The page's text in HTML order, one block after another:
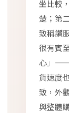
坐比較
楚；第
致稱讚
很有賓
心」——
貨速度
致，外
與整體